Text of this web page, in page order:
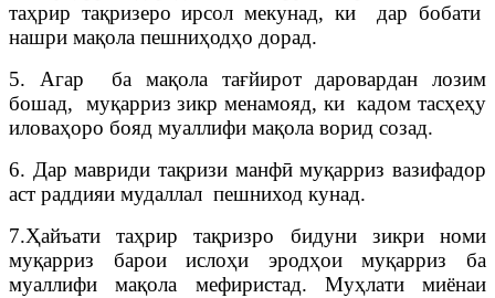
таҳрир тақризеро ирсол мекунад, ки дар бобати
нашри мақола пешниҳодҳо дорад.
5. Агар ба мақола тағйирот даровардан лозим
бошад, муқарриз зикр менамояд, ки кадом тасҳеҳу
иловаҳоро бояд муаллифи мақола ворид созад.
6. Дар мавриди тақризи манфӣ муқарриз вазифадор
аст раддияи мудаллал пешниход кунад.
7.Ҳайъати таҳрир тақризро бидуни зикри номи
муқарриз барои ислоҳи эродҳои муқарриз ба
муаллифи мақола мефиристад. Муҳлати миёнаи